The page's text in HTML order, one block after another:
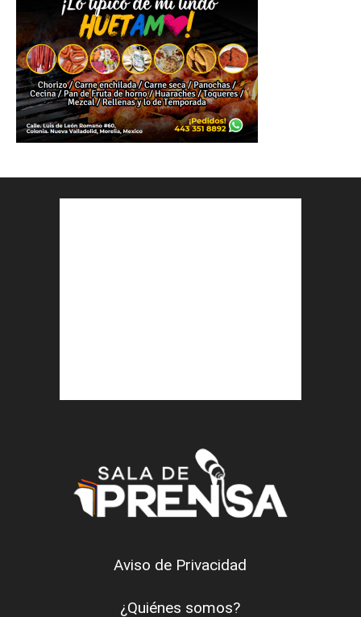
Aviso de Privacidad
¿Quiénes somos?